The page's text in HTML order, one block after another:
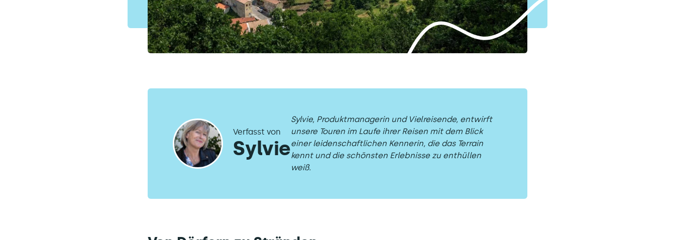
Verfasst von
Sylvie
Sylvie, Produktmanagerin und Vielreisende, entwirft
unsere Touren im Laufe ihrer Reisen mit dem Blick
einer leidenschaftlichen Kennerin, die das Terrain
kennt und die schönsten Erlebnisse zu enthüllen
weiß.